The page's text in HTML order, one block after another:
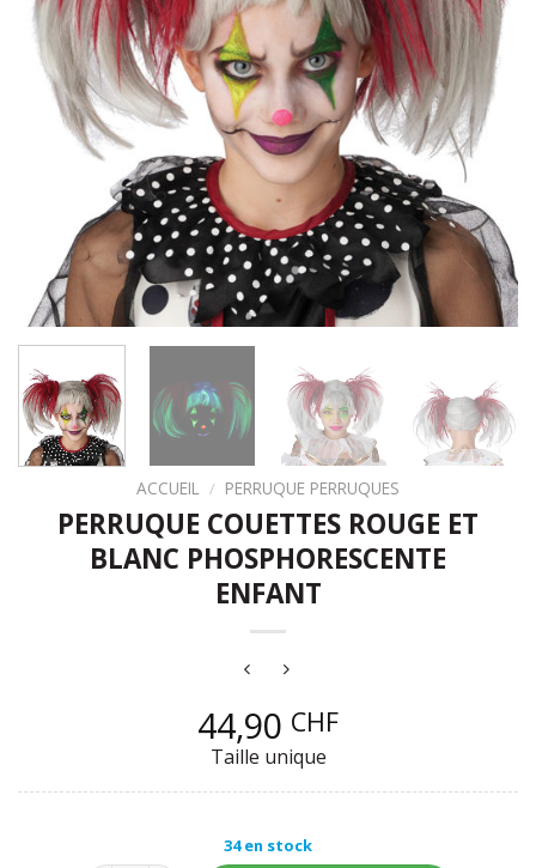
ACCUEIL / PERRUQUE PERRUQUES
PERRUQUE COUETTES ROUGE ET
BLANC PHOSPHORESCENTE
ENFANT
44,90 CHF
Taille unique
34 en stock